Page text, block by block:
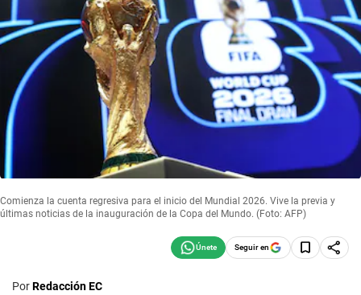
Comienza la cuenta regresiva para el inicio del Mundial 2026. Vive la previa y
últimas noticias de la inauguración de la Copa del Mundo. (Foto: AFP)
Seguir en
PorRedacción EC